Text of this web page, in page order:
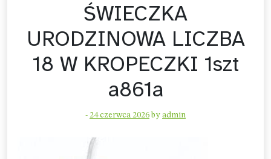
ŚWIECZKA
URODZINOWA LICZBA
18 W KROPECZKI 1szt
a861a
- 24 czerwca 2026 by admin